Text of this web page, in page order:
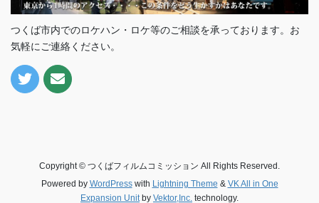
つくば市内でのロケハン・ロケ等のご相談を承っております。お
気軽にご連絡ください。
Copyright © つくばフィルムコミッション All Rights Reserved.
Powered by WordPresswith Lightning Theme & VK All in One
Expansion Unitby Vektor,Inc. technology.